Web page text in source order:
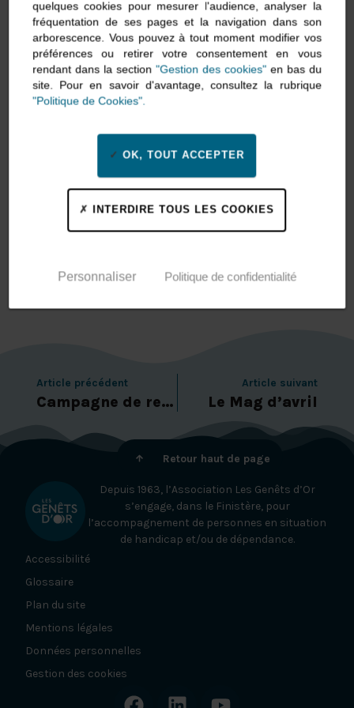
Article précédent
Campagne de recrutement des alternants AES 2026-2028 – C’est parti !
Article suivant
Le Mag d’avril
Depuis 1963, l’Association Les Genêts d’Or
s’engage, dans le Finistère, pour
l’accompagnement de personnes en situation
de handicap et/ou de dépendance.
Accessibilité
Glossaire
Plan du site
Mentions légales
Données personnelles
Gestion des cookies
Retour haut de page
quelques cookies pour mesurer l'audience, analyser la
fréquentation de ses pages et la navigation dans son
arborescence. Vous pouvez à tout moment modifier vos
préférences ou retirer votre consentement en vous
rendant dans la section"Gestion des cookies"en bas du
site. Pour en savoir d'avantage, consultez la rubrique
"Politique de Cookies".
OK, TOUT ACCEPTER
INTERDIRE TOUS LES COOKIES
Personnaliser Politique de confidentialité